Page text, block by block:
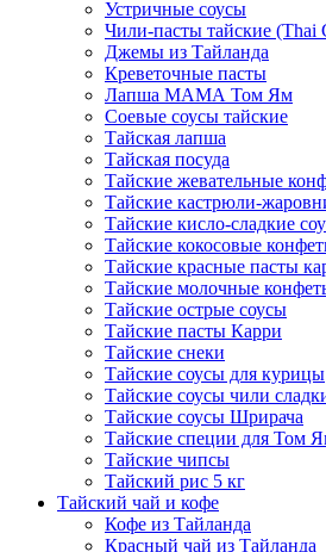
Устричные соусы
Чили-пасты тайские (Thai
Джемы из Тайланда
Креветочные пасты
Лапша МАМА Том Ям
Соевые соусы тайские
Тайская лапша
Тайская посуда
Тайские жевательные
Тайские кастрюли-
Тайские кисло-сладкие
Тайские кокосовые
Тайские красные пасты
Тайские молочные
Тайские острые соусы
Тайские пасты Карри
Тайские снеки
Тайские соусы для курицы
Тайские соусы чили
Тайские соусы Шрирача
Тайские специи для Том
Тайские чипсы
Тайский рис 5 кг
Тайский чай и кофе
Кофе из Тайланда
Красный чай из Тайланда